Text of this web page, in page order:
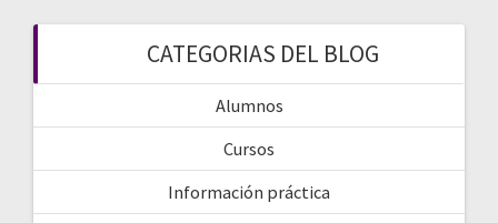
CATEGORIAS DEL BLOG
Alumnos
Cursos
Información práctica